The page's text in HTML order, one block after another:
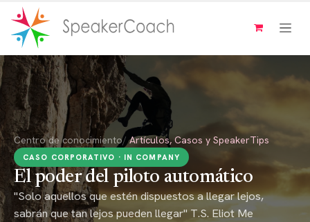
Ir al contenido
Centro de conocimiento/ Artículos, Casos y SpeakerTips
CASO CORPORATIVO · IN COMPANY
El poder del piloto automático
"Solo aquellos que estén dispuestos a llegar lejos,
sabrán que tan lejos pueden llegar" T.S. Eliot Me